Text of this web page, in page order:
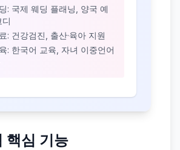
: 국제 웨딩 플래닝, 양국 예
디
: 건강검진, 출산·육아 지원
: 한국어 교육, 자녀 이중언어
핵심 기능